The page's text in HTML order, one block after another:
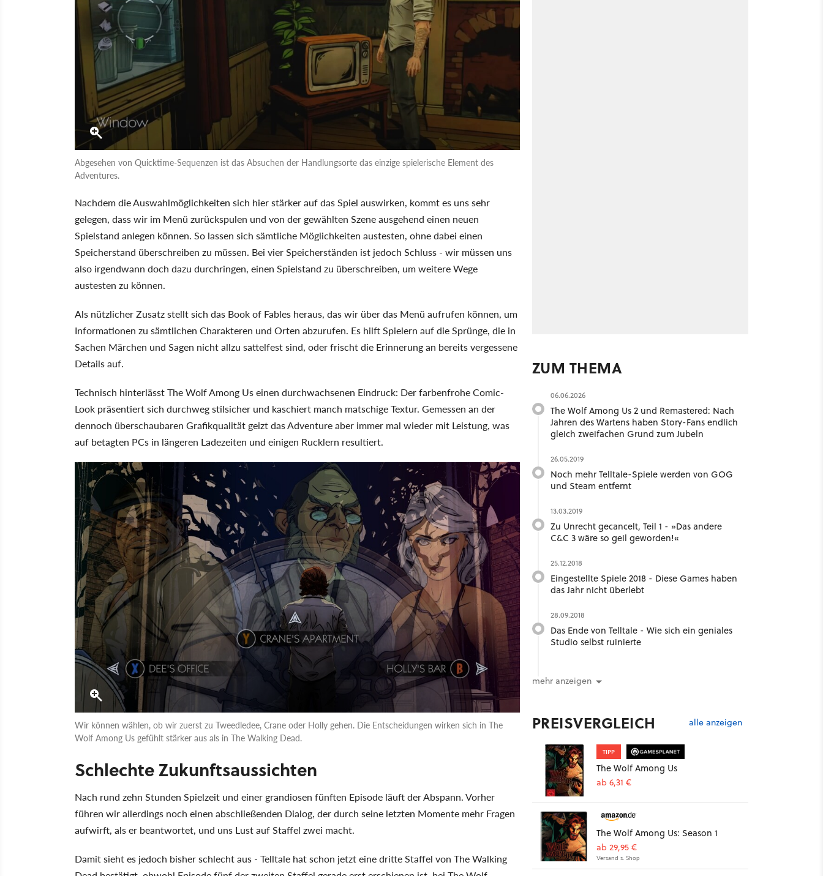
Abgesehen von Quicktime-Sequenzen ist das Absuchen der Handlungsorte das einzige spielerische Element des
Adventures.
Nachdem die Auswahlmöglichkeiten sich hier stärker auf das Spiel auswirken, kommt es uns sehr
gelegen, dass wir im Menü zurückspulen und von der gewählten Szene ausgehend einen neuen
Spielstand anlegen können. So lassen sich sämtliche Möglichkeiten austesten, ohne dabei einen
Speicherstand überschreiben zu müssen. Bei vier Speicherständen ist jedoch Schluss - wir müssen uns
also irgendwann doch dazu durchringen, einen Spielstand zu überschreiben, um weitere Wege
austesten zu können.
Als nützlicher Zusatz stellt sich das Book of Fables heraus, das wir über das Menü aufrufen können, um
Informationen zu sämtlichen Charakteren und Orten abzurufen. Es hilft Spielern auf die Sprünge, die in
Sachen Märchen und Sagen nicht allzu sattelfest sind, oder frischt die Erinnerung an bereits vergessene
Details auf.
Technisch hinterlässt The Wolf Among Us einen durchwachsenen Eindruck: Der farbenfrohe Comic-
Look präsentiert sich durchweg stilsicher und kaschiert manch matschige Textur. Gemessen an der
dennoch überschaubaren Grafikqualität geizt das Adventure aber immer mal wieder mit Leistung, was
auf betagten PCs in längeren Ladezeiten und einigen Rucklern resultiert.
Wir können wählen, ob wir zuerst zu Tweedledee, Crane oder Holly gehen. Die Entscheidungen wirken sich in The
Wolf Among Us gefühlt stärker aus als in The Walking Dead.
Schlechte Zukunftsaussichten
Nach rund zehn Stunden Spielzeit und einer grandiosen fünften Episode läuft der Abspann. Vorher
führen wir allerdings noch einen abschließenden Dialog, der durch seine letzten Momente mehr Fragen
aufwirft, als er beantwortet, und uns Lust auf Staffel zwei macht.
Damit sieht es jedoch bisher schlecht aus - Telltale hat schon jetzt eine dritte Staffel von The Walking
ZUM THEMA
06.06.2026
The Wolf Among Us 2 und Remastered: Nach
Jahren des Wartens haben Story-Fans endlich
gleich zweifachen Grund zum Jubeln
26.05.2019
Noch mehr Telltale-Spiele werden von GOG
und Steam entfernt
13.03.2019
Zu Unrecht gecancelt, Teil 1 - »Das andere
C&C 3 wäre so geil geworden!«
25.12.2018
Eingestellte Spiele 2018 - Diese Games haben
das Jahr nicht überlebt
28.09.2018
Das Ende von Telltale - Wie sich ein geniales
Studio selbst ruinierte
mehr anzeigen
PREISVERGLEICH alle anzeigen
TIPP
The Wolf Among Us
ab 6,31 €
The Wolf Among Us: Season 1
ab 29,95 €
Versand s. Shop